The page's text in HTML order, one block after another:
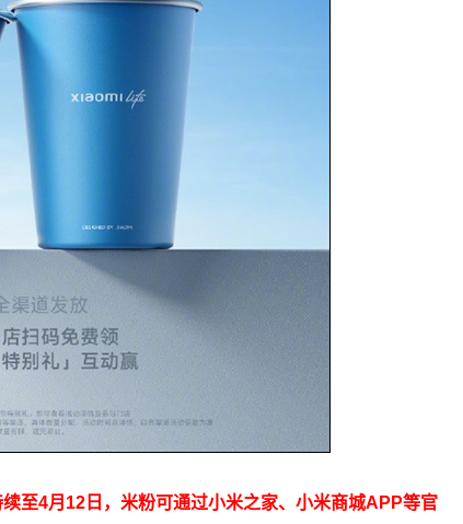
至4月12日，米粉可通过小米之家、小米商城APP等官